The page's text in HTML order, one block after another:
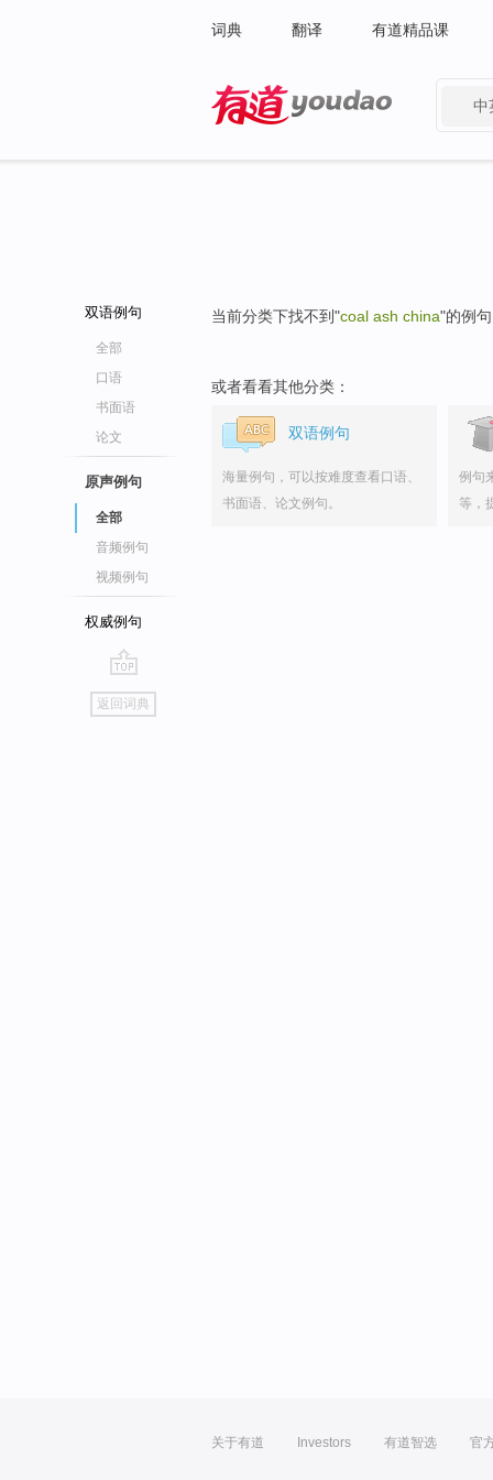
词典 翻译 有道精品课
中
双语例句
全部
口语
书面语
论文
原声例句
全部
音频例句
视频例句
权威例句
go
top
返回词典
当前分类下找不到"coal ash china"的例句
或者看看其他分类：
双语例句
海量例句，可以按难度查看口语、
书面语、论文例句。
例句
等，
关于有道 Investors 有道智选 官